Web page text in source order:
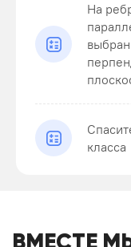
На
класса